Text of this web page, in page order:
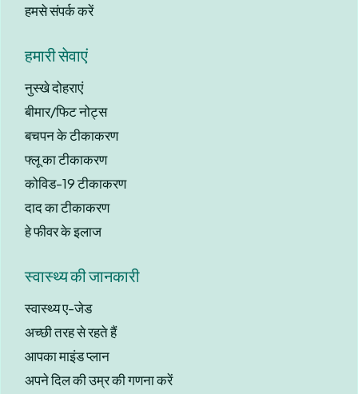
हमसे संपर्क करें
हमारी सेवाएं
नुस्खे दोहराएं
बीमार/फिट नोट्स
बचपन के टीकाकरण
फ्लू का टीकाकरण
कोविड-19 टीकाकरण
दाद का टीकाकरण
हे फीवर के इलाज
स्वास्थ्य की जानकारी
स्वास्थ्य ए-जेड
अच्छी तरह से रहते हैं
आपका माइंड प्लान
अपने दिल की उम्र की गणना करें